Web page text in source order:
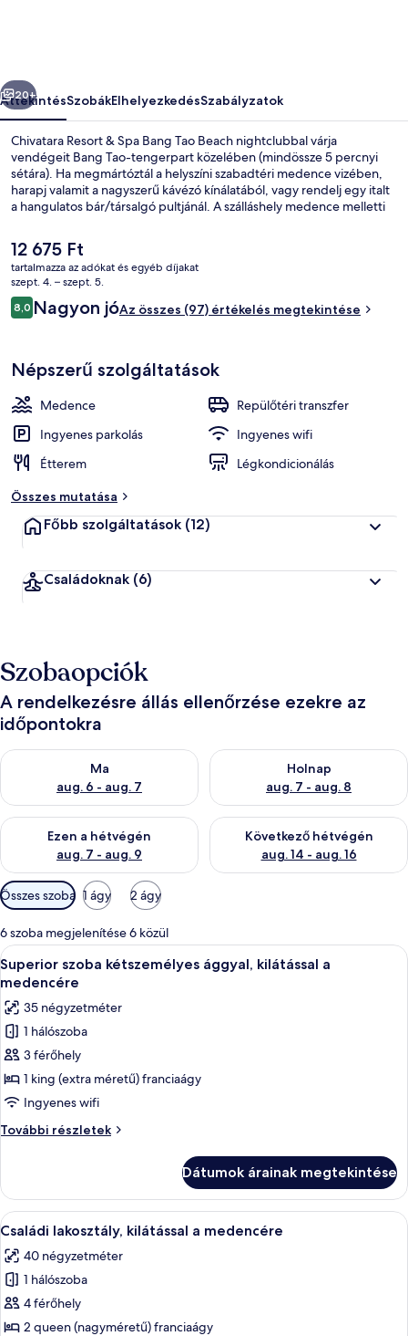
képgalériája
Következő
20+
ÁttekintésSzobákElhelyezkedésSzabályzatok
Chivatara Resort & Spa Bang Tao Beach nightclubbal várja
vendégeit Bang Tao-tengerpart közelében (mindössze 5 percnyi
sétára). Ha megmártóztál a helyszíni szabadtéri medence vizében,
harapj valamit a nagyszerű kávézó kínálatából, vagy rendelj egy italt
a hangulatos bár/társalgó pultjánál. A szálláshely medence melletti
nívósabb. Más utazók kiemelkedően jónak tartják a hely következó
jellemzőit: segítőkész személyzet.
A
jelenlegi
ár
12 675 Ft
12 675 Ft
tartalmazza az adókat és egyéb díjakat
szept. 4. – szept. 5.
Értékelések
8,08,0 ennyiből: 10
Nagyon jóAz összes (97) értékelés megtekintése
Népszerű szolgáltatások
Medence
Repülőtéri transzfer
Ingyenes parkolás
Ingyenes wifi
Étterem
Légkondicionálás
Összes mutatása
Főbb szolgáltatások (12)
Családoknak (6)
Szobaopciók
A rendelkezésre állás ellenőrzése ezekre az
időpontokra
Ma
aug. 6 - aug. 7
A ma esti rendelkezésre állás ellenőrzése: aug. 6 - aug. 7
Holnap
aug. 7 - aug. 8
A holnapi rendelkezésre állás
Ezen a hétvégén
aug. 7 - aug. 9
A mostani hétvégi rendelkezésre állás ellenőrzése: aug. 7 -
Következő hétvégén
aug. 14 - aug. 16
A következő hétvégi
Szobákhoz
rendelkezésre
álló
szűrők
Összes szoba 1 ágy 2 ágy
6 szoba megjelenítése 6 közül
A
következő
szoba
összes
képének
megtekintése:
Superior
szoba
kétszemélyes
ággyal,
a
medencére
Minibár, széf a szobában, íróasztal és
5
Superior szoba kétszemélyes ággyal, kilátással a
medencére
35 négyzetméter
1 hálószoba
3 férőhely
1 king (extra méretű) franciaágy
Ingyenes wifi
További részletek
Superior
kilátással
medencére
részletei
Dátumok árainak megtekintése
A
következő
szoba
összes
képének
megtekintése:
Egy kétágyas szoba íróasztallal,
6
Családi lakosztály, kilátással a medencére
40 négyzetméter
1 hálószoba
4 férőhely
2 queen (nagyméretű) franciaágy